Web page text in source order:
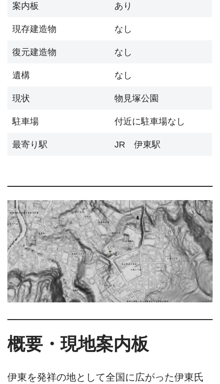
案内板 あり
現存建造物 なし
復元建造物 なし
遺構 なし
現状 物見塚公園
駐車場 付近に駐車場なし
最寄り駅 JR 伊東駅
概要・現地案内板
伊東を発祥の地として全国に広がった伊東氏